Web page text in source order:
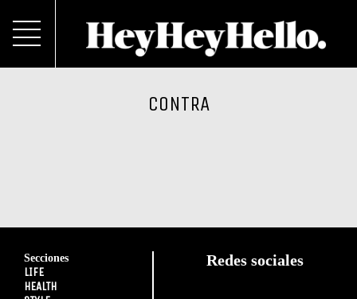
CONTRA
Secciones
LIFE
HEALTH
Redes sociales